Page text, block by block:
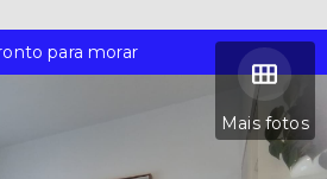
Mais fotos
para morar